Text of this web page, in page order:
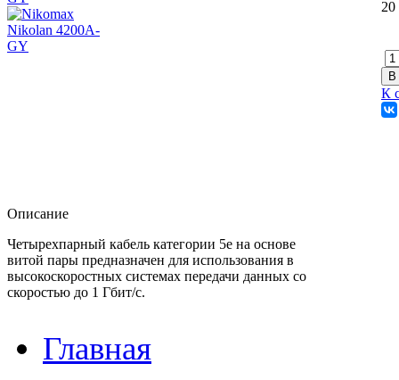
20
К
Описание
Четырехпарный кабель категории 5e на основе
витой пары предназначен для использования в
высокоскоростных системах передачи данных со
скоростью до 1 Гбит/c.
Главная